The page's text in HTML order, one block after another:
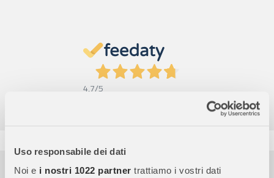
Uso responsabile dei dati
Noi e i nostri 1022 partner trattiamo i vostri dati
4,7/5
Pagamenti sicuri